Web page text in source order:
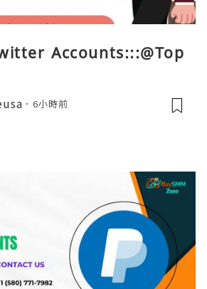
Accounts:::@Top
6小時前